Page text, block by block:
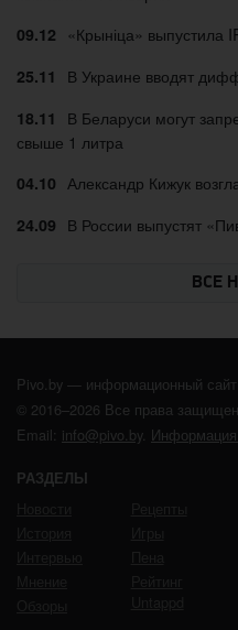
09.12 «Крыніца» выпустила
25.11 В Украине вводят
18.11
В Беларуси могут
свыше 1 литра
04.10 Александр Кижук
24.09 В России выпустят
ВСЕ
Pivo.by — информационный
© 2016–2026 Все права
Email: info@pivo.by.
РАЗДЕЛЫ